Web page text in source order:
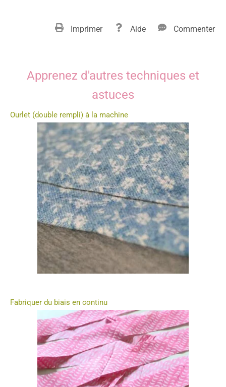
Imprimer Aide Commenter
Apprenez d'autres techniques et
astuces
Ourlet (double rempli) à la machine
Fabriquer du biais en continu